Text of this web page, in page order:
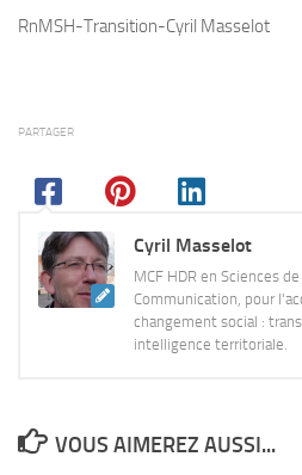
RnMSH-Transition-Cyril Masselot
PARTAGER
Cyril Masselot
MCF HDR en Sciences
Communication, pour
changement social :
intelligence territoriale.
VOUS AIMEREZ AUSSI...